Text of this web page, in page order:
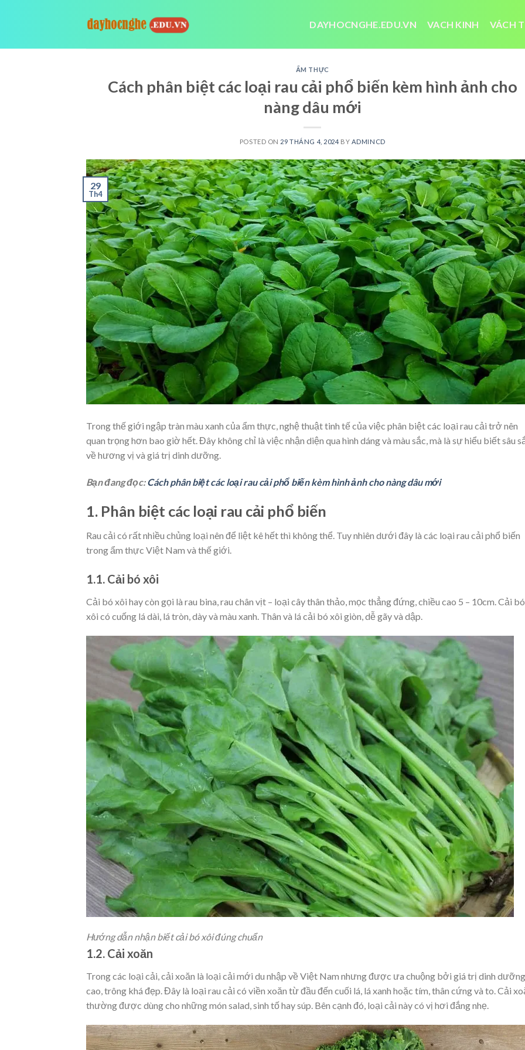
DAYHOCNGHE.EDU.VN VACH KINH VÁCH
ẨM THỰC
Cách phân biệt các loại rau cải phổ biến kèm hình ảnh cho
nàng dâu mới
POSTED ON 29 THÁNG 4, 2024 BY ADMINCD
29
Th4
Trong thế giới ngập tràn màu xanh của ẩm thực, nghệ thuật tinh tế của việc phân biệt các loại rau cải trở nên
quan trọng hơn bao giờ hết. Đây không chỉ là việc nhận diện qua hình dáng và màu sắc, mà là sự hiểu biết sâu
về hương vị và giá trị dinh dưỡng.
Bạn đang đọc:Cách phân biệt các loại rau cải phổ biến kèm hình ảnh cho nàng dâu mới
1. Phân biệt các loại rau cải phổ biến
Rau cải có rất nhiều chủng loại nên để liệt kê hết thì không thể. Tuy nhiên dưới đây là các loại rau cải phổ biến
trong ẩm thực Việt Nam và thế giới.
1.1. Cải bó xôi
Cải bó xôi hay còn gọi là rau bina, rau chân vịt – loại cây thân thảo, mọc thẳng đứng, chiều cao 5 – 10cm. Cải bó
xôi có cuống lá dài, lá tròn, dày và màu xanh. Thân và lá cải bó xôi giòn, dễ gãy và dập.
Hướng dẫn nhận biết cải bó xôi đúng chuẩn
1.2. Cải xoăn
Trong các loại cải, cải xoăn là loại cải mới du nhập về Việt Nam nhưng được ưa chuộng bởi giá trị dinh dưỡng
cao, trông khá đẹp. Đây là loại rau cải có viền xoăn từ đầu đến cuối lá, lá xanh hoặc tím, thân cứng và to. Cải
thường được dùng cho những món salad, sinh tố hay súp. Bên cạnh đó, loại cải này có vị hơi đắng nhẹ.